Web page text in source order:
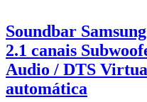
Soundbar
2.1 canais
Audio / DTS
automática